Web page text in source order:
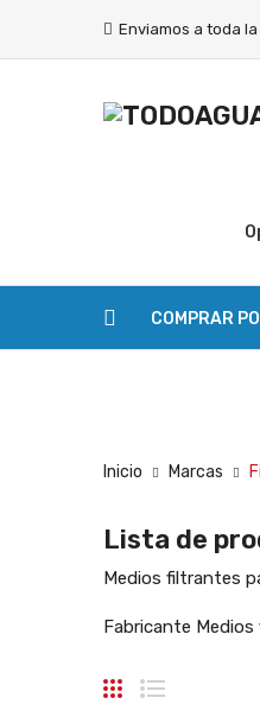
Enviamos a toda
COMPRAR
Inicio Marcas
Lista de
Medios filtrantes
Fabricante